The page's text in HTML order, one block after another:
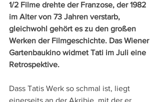
1/2 Filme drehte der Franzose, der 1982
im Alter von 73 Jahren verstarb,
gleichwohl gehört es zu den großen
Werken der Filmgeschichte. Das Wiener
Gartenbaukino widmet Tati im Juli eine
Retrospektive.
Dass Tatis Werk so schmal ist, liegt
einerseits an der Akribie, mit der er